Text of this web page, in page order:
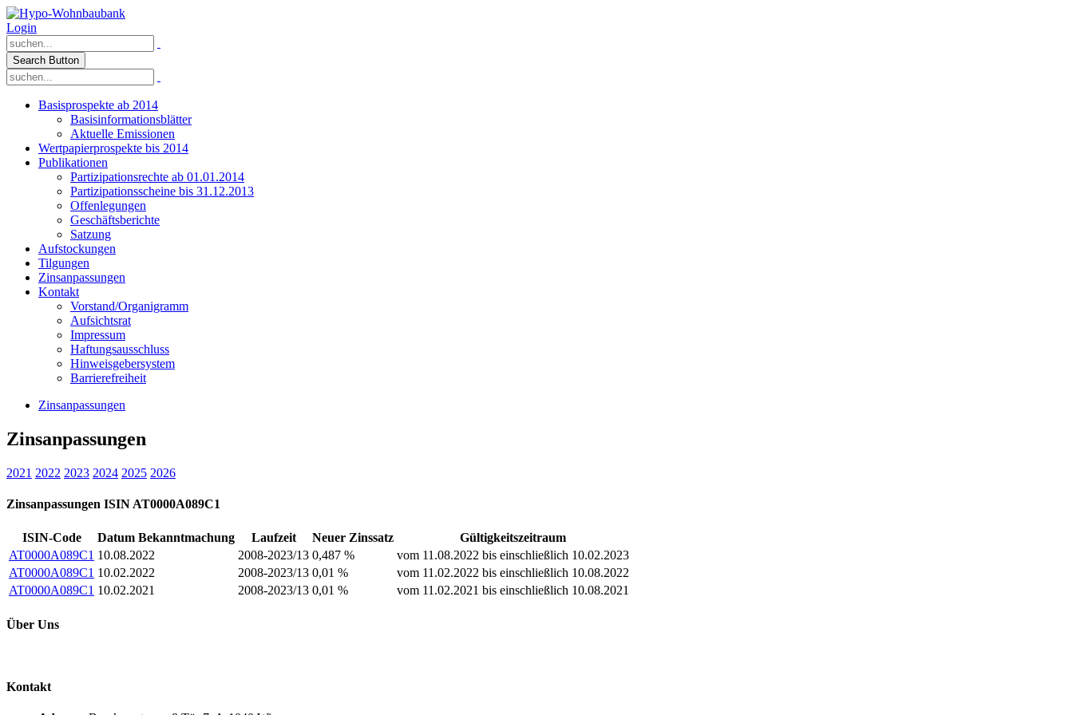
Login
Search Button
Basisprospekte ab 2014
Basisinformationsblätter
Aktuelle Emissionen
Wertpapierprospekte bis 2014
Publikationen
Partizipationsrechte ab 01.01.2014
Partizipationsscheine bis 31.12.2013
Offenlegungen
Geschäftsberichte
Satzung
Aufstockungen
Tilgungen
Zinsanpassungen
Kontakt
Vorstand/Organigramm
Aufsichtsrat
Impressum
Haftungsausschluss
Hinweisgebersystem
Barrierefreiheit
Zinsanpassungen
Zinsanpassungen
2021 2022 2023 2024 2025 2026
Zinsanpassungen ISIN AT0000A089C1
ISIN-Code Datum Bekanntmachung Laufzeit Neuer Zinssatz
Gültigkeitszeitraum
AT0000A089C1 10.08.2022 2008-2023/13 0,487 %
vom 11.08.2022 bis einschließlich 10.02.2023
AT0000A089C1 10.02.2022 2008-2023/13 0,01 %
vom 11.02.2022 bis einschließlich 10.08.2022
AT0000A089C1 10.02.2021 2008-2023/13 0,01 % vom 11.02.2021 bis einschließlich 10.08.2021
Über Uns
Kontakt